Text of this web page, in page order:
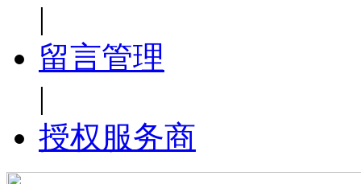
|
留言管理
|
授权服务商